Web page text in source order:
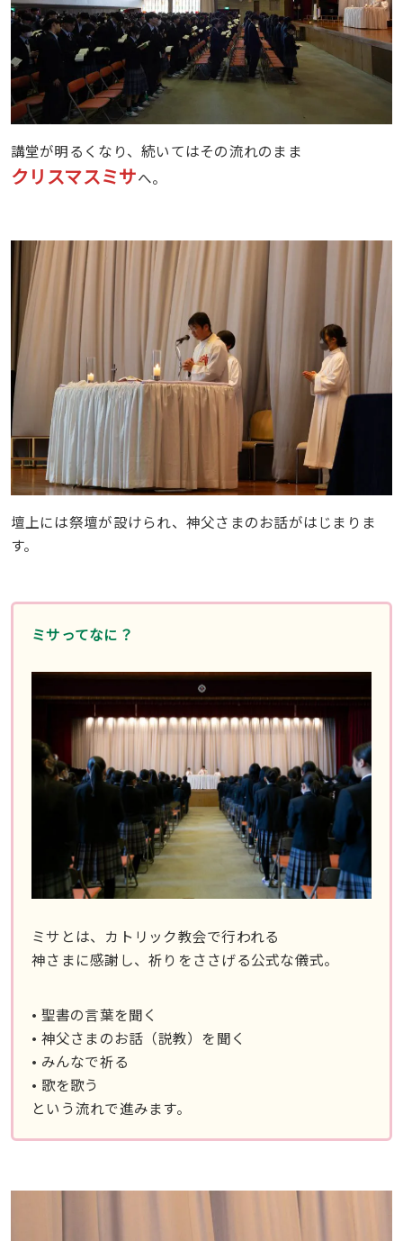
講堂が明るくなり、続いてはその流れのまま
クリスマスミサへ。
壇上には祭壇が設けられ、神父さまのお話がはじまりま
す。
ミサってなに？
ミサとは、カトリック教会で行われる
神さまに感謝し、祈りをささげる公式な儀式。
• 聖書の言葉を聞く
• 神父さまのお話（説教）を聞く
• みんなで祈る
• 歌を歌う
という流れで進みます。